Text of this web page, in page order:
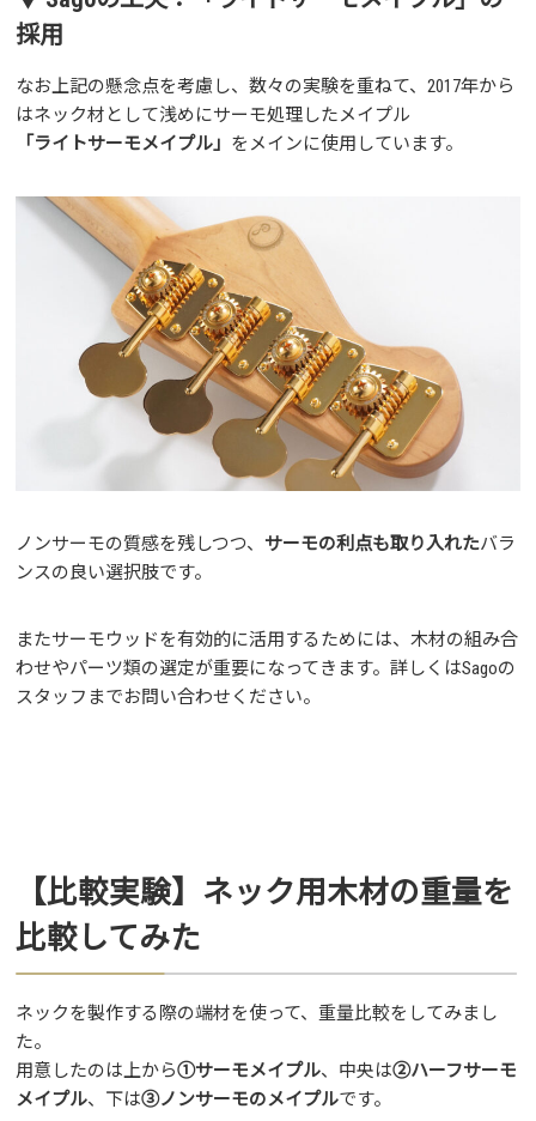
採用
なお上記の懸念点を考慮し、数々の実験を重ねて、2017年から
はネック材として浅めにサーモ処理したメイプル
「ライトサーモメイプル」 をメインに使用しています。
ノンサーモの質感を残しつつ、 サーモの利点も取り入れたバラ
ンスの良い選択肢です。
またサーモウッドを有効的に活用するためには、木材の組み合
わせやパーツ類の選定が重要になってきます。詳しくはSagoの
スタッフまでお問い合わせください。
【比較実験】ネック用木材の重量を
比較してみた
ネックを製作する際の端材を使って、重量比較をしてみまし
た。
用意したのは上から①サーモメイプル、中央は②ハーフサーモ
メイプル、下は③ノンサーモのメイプルです。